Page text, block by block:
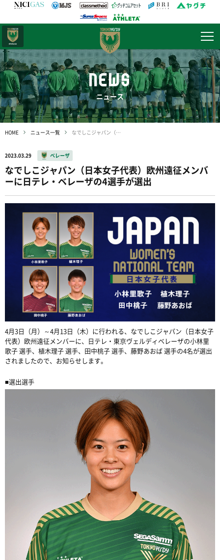
NEWS
ニュース
HOME ニュース一覧 なでしこジャパン（日本女子代表）欧州遠征メンバーに日テレ・ベレーザの4選手が選出
2023.03.29 ベレーザ
なでしこジャパン（日本女子代表）欧州遠征メンバ
ーに日テレ・ベレーザの4選手が選出
4月3日（月）～4月13日（木）に行われる、なでしこジャパン（日本女子
代表）欧州遠征メンバーに、日テレ・東京ヴェルディベレーザの小林里
歌子 選手、植木理子 選手、田中桃子 選手、藤野あおば 選手の4名が選出
されましたので、お知らせします。
■選出選手